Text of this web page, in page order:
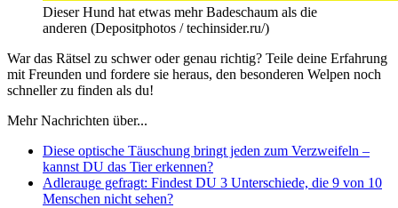
Dieser Hund hat etwas mehr Badeschaum als die
anderen (Depositphotos / techinsider.ru/)
War das Rätsel zu schwer oder genau richtig? Teile deine Erfahrung
mit Freunden und fordere sie heraus, den besonderen Welpen noch
schneller zu finden als du!
Mehr Nachrichten über...
Diese optische Täuschung bringt jeden zum Verzweifeln –
kannst DU das Tier erkennen?
Adlerauge gefragt: Findest DU 3 Unterschiede, die 9 von 10
Menschen nicht sehen?